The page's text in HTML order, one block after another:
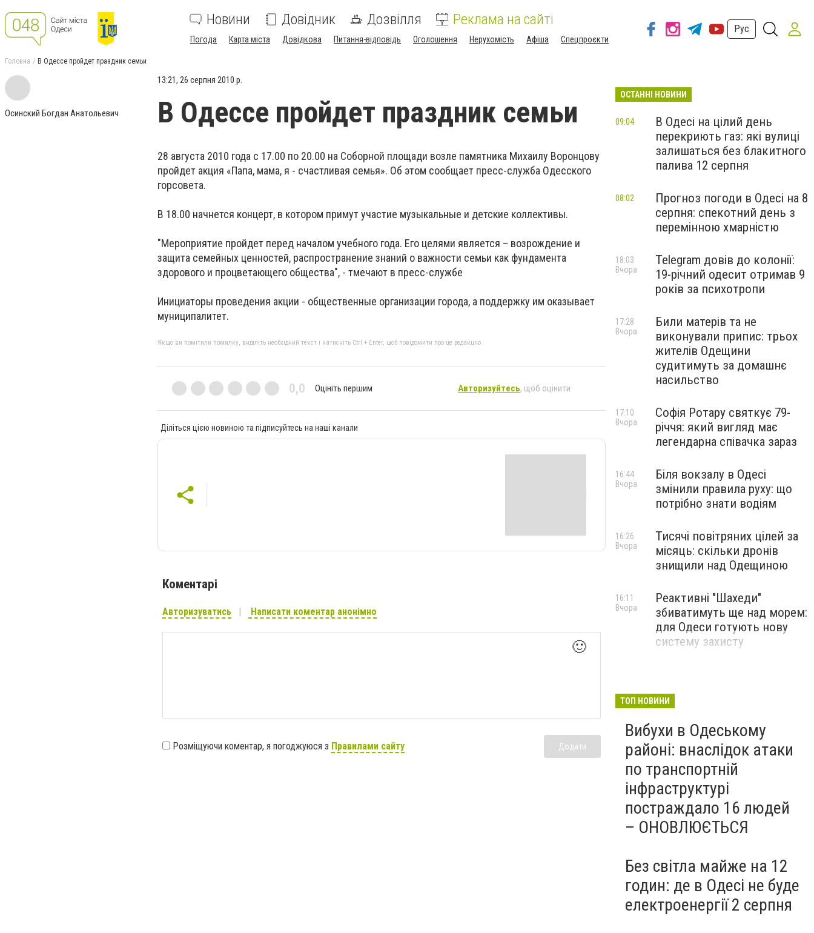
Новини Довідник Дозвілля Реклама на сайті
Погода Карта міста Довідкова Питання-відповідь Оголошення Нерухомість Афіша Спецпроєкти
Рус
Головна В Одессе пройдет праздник семьи
Осинский Богдан Анатольевич
13:21, 26 серпня 2010 р.
В Одессе пройдет праздник семьи
28 августа 2010 года с 17.00 по 20.00 на Соборной площади возле памятника Михаилу Воронцову
пройдет акция «Папа, мама, я - счастливая семья». Об этом сообщает пресс-служба Одесского
горсовета.
В 18.00 начнется концерт, в котором примут участие музыкальные и детские коллективы.
"Мероприятие пройдет перед началом учебного года. Его целями является – возрождение и
защита семейных ценностей, распространение знаний о важности семьи как фундамента
здорового и процветающего общества", - тмечают в пресс-службе
Инициаторы проведения акции - общественные организации города, а поддержку им оказывает
муниципалитет.
Якщо ви помітили помилку, виділіть необхідний текст і натисніть Ctrl + Enter, щоб повідомити про це редакцію
0,0 Оцініть першим Авторизуйтесь, щоб оцінити
Діліться цією новиною та підписуйтесь на наші канали
Коментарі
Авторизуватись Написати коментар анонімно
🙂
Розміщуючи коментар, я погоджуюся з Правилами сайту Додати
ОСТАННІ НОВИНИ
В Одесі на цілий день
перекриють газ: які вулиці
залишаться без блакитного
палива 12 серпня
09:04
Прогноз погоди в Одесі на 8
серпня: спекотний день з
перемінною хмарністю
08:02
Telegram довів до колонії:
19-річний одесит отримав 9
років за психотропи
18:03
Вчора
Били матерів та не
виконували припис: трьох
жителів Одещини
судитимуть за домашнє
насильство
17:28
Вчора
Софія Ротару святкує 79-
річчя: який вигляд має
легендарна співачка зараз
17:10
Вчора
Біля вокзалу в Одесі
змінили правила руху: що
потрібно знати водіям
16:44
Вчора
Тисячі повітряних цілей за
місяць: скільки дронів
знищили над Одещиною
16:26
Вчора
Реактивні "Шахеди"
збиватимуть ще над морем:
для Одеси готують нову
систему захисту
16:11
Вчора
ТОП НОВИНИ
Вибухи в Одеському
районі: внаслідок атаки
по транспортній
інфраструктурі
постраждало 16 людей
– ОНОВЛЮЄТЬСЯ
Без світла майже на 12
годин: де в Одесі не буде
електроенергії 2 серпня